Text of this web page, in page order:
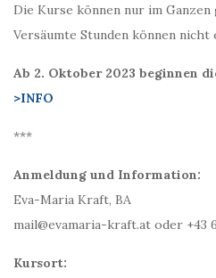
Die Kurse können nur im
Versäumte Stunden können
Ab 2. Oktober 2023 beginnen
>INFO
***
Anmeldung und Information:
Eva-Maria Kraft, BA
mail@evamaria-kraft.at oder +43
Kursort: